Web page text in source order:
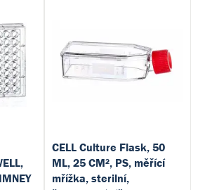
CELL Culture Flask, 50
ML, 25 CM², PS, měřící
mřížka, sterilní,